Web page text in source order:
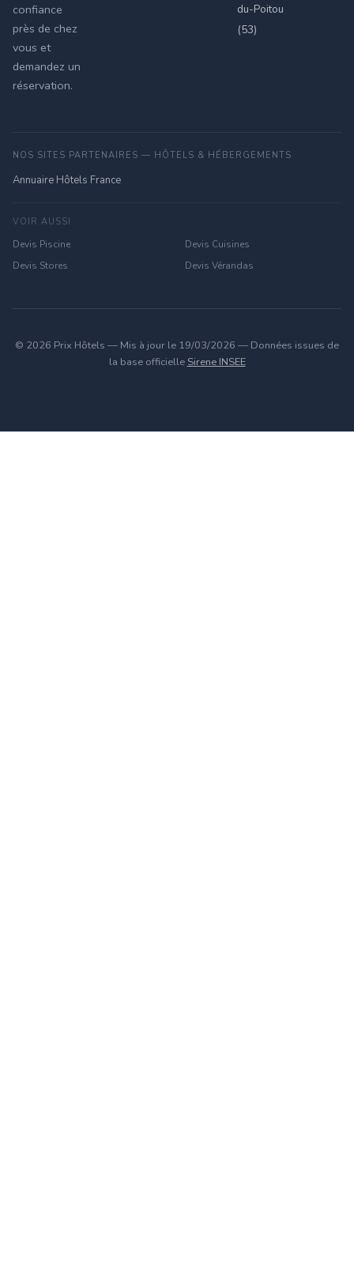
confiance
près de chez
vous et
demandez un
réservation.
du-Poitou
(53)
NOS SITES PARTENAIRES — HÔTELS & HÉBERGEMENTS
Annuaire Hôtels France
VOIR AUSSI
Devis Piscine
Devis Cuisines
Devis Stores
Devis Vérandas
© 2026 Prix Hôtels — Mis à jour le 19/03/2026 — Données issues de
la base officielle Sirene INSEE